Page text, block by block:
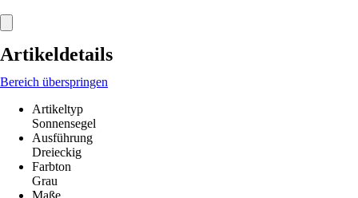
Artikeldetails
Bereich überspringen
Artikeltyp
Sonnensegel
Ausführung
Dreieckig
Farbton
Grau
Maße